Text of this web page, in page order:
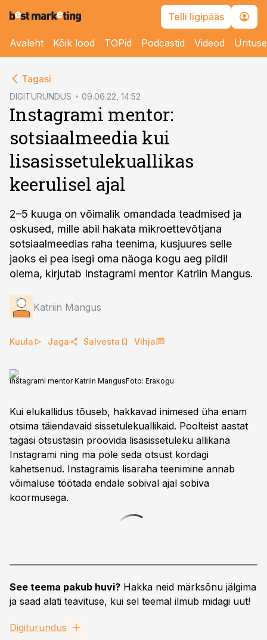
Telli ligipääs
Avaleht Kõik lood TOPid Podcastid Videod
Tagasi
DIGITURUNDUS 09.06.22, 14:52
Instagrami mentor:
sotsiaalmeedia kui
lisasissetulekuallikas
keerulisel ajal
2–5 kuuga on võimalik omandada teadmised ja
oskused, mille abil hakata mikroettevõtjana
sotsiaalmeedias raha teenima, kusjuures selle
jaoks ei pea isegi oma näoga kogu aeg pildil
olema, kirjutab Instagrami mentor Katriin Mangus.
Katriin Mangus
Kuula Jaga Salvesta Vihja
Instagrami mentor Katriin MangusFoto: Erakogu
Kui elukallidus tõuseb, hakkavad inimesed üha enam
otsima täiendavaid sissetulekuallikaid. Poolteist aastat
tagasi otsustasin proovida lisasissetuleku allikana
Instagrami ning ma pole seda otsust kordagi
kahetsenud. Instagramis lisaraha teenimine annab
võimaluse töötada endale sobival ajal sobiva
koormusega.
See teema pakub huvi? Hakka neid märksõnu jälgima
ja saad alati teavituse, kui sel teemal ilmub midagi uut!
Digiturundus